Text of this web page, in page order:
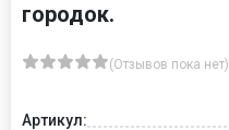
городок.
(Отзывов пока нет)
Артикул: